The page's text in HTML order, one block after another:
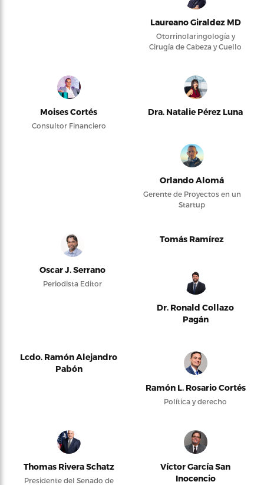
Laureano Giraldez MD
Otorrinolaringología y
Cirugía de Cabeza y Cuello
Moises Cortés
Consultor Financiero
Dra. Natalie Pérez Luna
Orlando Alomá
Gerente de Proyectos en un
Startup
Oscar J. Serrano
Periodista Editor
Tomás Ramírez
Dr. Ronald Collazo
Pagán
Lcdo. Ramón Alejandro
Pabón
Ramón L. Rosario Cortés
Política y derecho
Thomas Rivera Schatz
Presidente del Senado de
Víctor García San
Inocencio